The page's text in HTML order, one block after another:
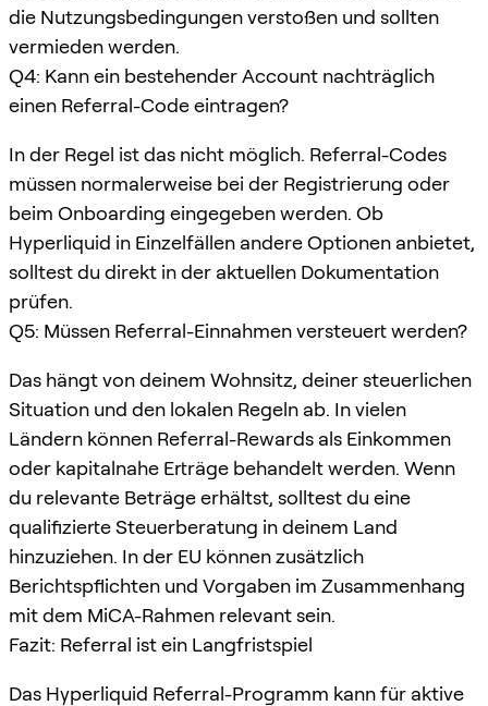
die Nutzungsbedingungen verstoßen und sollten
vermieden werden.
Q4: Kann ein bestehender Account nachträglich
einen Referral-Code eintragen?
In der Regel ist das nicht möglich. Referral-Codes
müssen normalerweise bei der Registrierung oder
beim Onboarding eingegeben werden. Ob
Hyperliquid in Einzelfällen andere Optionen anbietet,
solltest du direkt in der aktuellen Dokumentation
prüfen.
Q5: Müssen Referral-Einnahmen versteuert werden?
Das hängt von deinem Wohnsitz, deiner steuerlichen
Situation und den lokalen Regeln ab. In vielen
Ländern können Referral-Rewards als Einkommen
oder kapitalnahe Erträge behandelt werden. Wenn
du relevante Beträge erhältst, solltest du eine
qualifizierte Steuerberatung in deinem Land
hinzuziehen. In der EU können zusätzlich
Berichtspflichten und Vorgaben im Zusammenhang
mit dem MiCA-Rahmen relevant sein.
Fazit: Referral ist ein Langfristspiel
Das Hyperliquid Referral-Programm kann für aktive